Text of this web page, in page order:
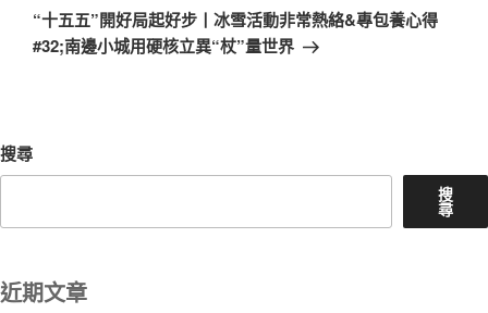
章
一
篇
“十五五”開好局起好步丨冰雪活動非常熱絡&專包養心得
#32;南邊小城用硬核立異“杖”量世界
搜尋
搜
尋
近期文章